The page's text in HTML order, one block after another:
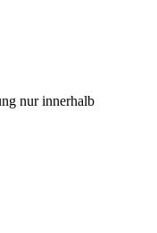
nur innerhalb